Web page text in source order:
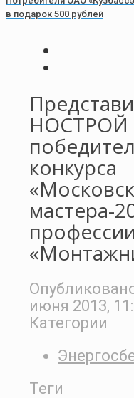
в подарок 500 рублей
НОСТРОЙ
конкурса
мастера-
профессии
июня 2013,
Категории
Теги